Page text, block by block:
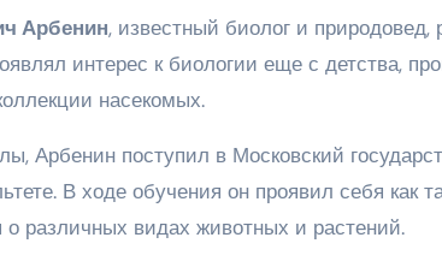
Арбенин, известный биолог и природовед,
интерес к биологии еще с детства,
насекомых.
Арбенин поступил в Московский
В ходе обучения он проявил себя как
о различных видах животных и растений.